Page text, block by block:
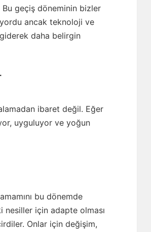
geçiş döneminin bizler
ancak teknoloji ve
daha belirgin
ibaret değil. Eğer
uyguluyor ve yoğun
bu dönemde
nesiller için adapte olması
Onlar için değişim,